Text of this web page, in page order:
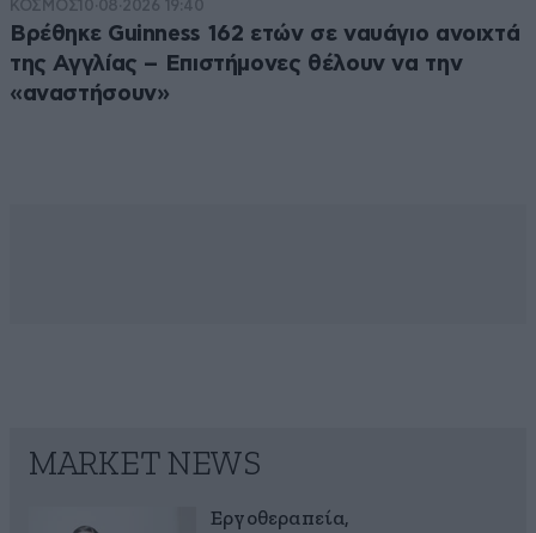
ΚΟΣΜΟΣ10·08·2026 19:40
Βρέθηκε Guinness 162 ετών σε ναυάγιο ανοιχτά
της Αγγλίας – Επιστήμονες θέλουν να την
«αναστήσουν»
MARKET NEWS
Εργοθεραπεία,